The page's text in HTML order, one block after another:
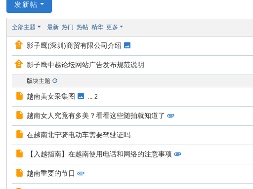
社
ộn
g
ng
do
发新帖
全部主题 最新 热门 热帖 精华 更多
影子鹰(深圳)商贸有限公司介绍
影子鹰中越论坛网站广告发布规范说明
版块主题
越南美女采集图 ... 2
越南女人究竟有多美？看看这些随拍就知道了
在越南北宁骑电动车需要驾驶证吗
【入越指南】在越南使用电话和网络的注意事项
越南重要的节日